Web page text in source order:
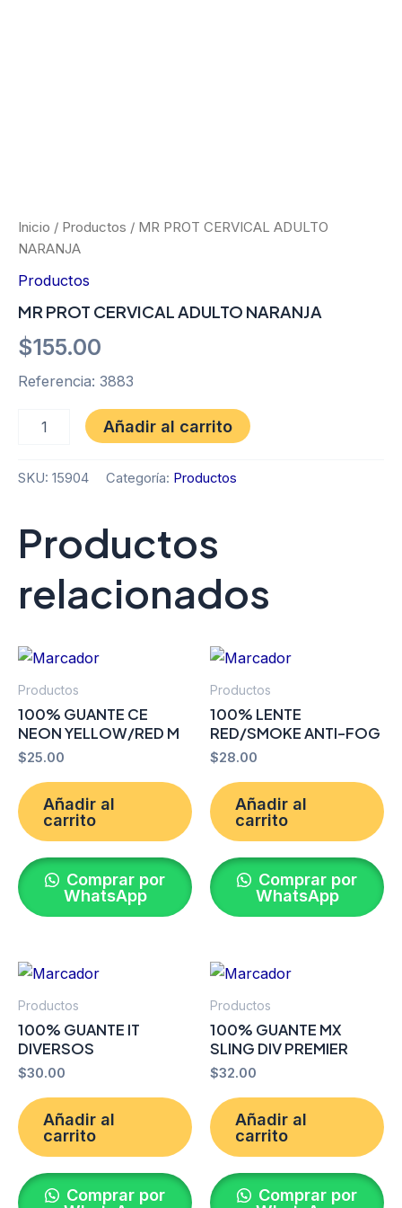
Inicio / Productos / MR PROT CERVICAL ADULTO
NARANJA
Productos
MR PROT CERVICAL ADULTO NARANJA
$155.00
Referencia: 3883
ADULTO
NARANJA
Añadir al carrito
SKU: 15904 Categoría: Productos
Productos
relacionados
Productos
100% GUANTE CE
NEON YELLOW/RED M
$25.00
Añadir al
carrito
Comprar por
WhatsApp
Productos
100% LENTE
RED/SMOKE ANTI-FOG
$28.00
Añadir al
carrito
Comprar por
WhatsApp
Productos
100% GUANTE IT
DIVERSOS
$30.00
Añadir al
carrito
Comprar por
Productos
100% GUANTE MX
SLING DIV PREMIER
$32.00
Añadir al
carrito
Comprar por